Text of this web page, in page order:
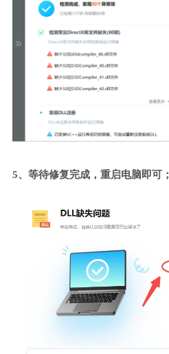
5、等待修复完成，重启电脑即可；